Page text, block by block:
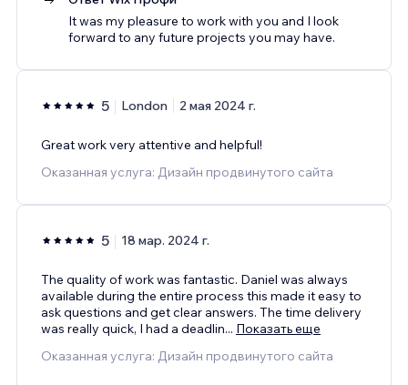
It was my pleasure to work with you and I look
forward to any future projects you may have.
5 London 2 мая 2024 г.
Great work very attentive and helpful!
Оказанная услуга: Дизайн продвинутого сайта
5 18 мар. 2024 г.
The quality of work was fantastic. Daniel was always
available during the entire process this made it easy to
ask questions and get clear answers. The time delivery
was really quick, I had a deadlin... Показать еще
Оказанная услуга: Дизайн продвинутого сайта